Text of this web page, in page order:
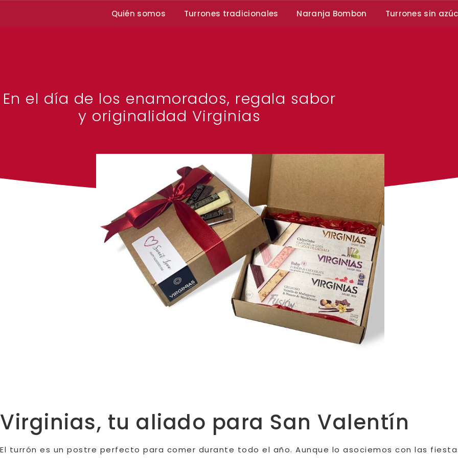
Quién somos Turrones tradicionales Naranja Bombon Turrones sin
En el día de los enamorados, regala sabor
y originalidad Virginias
Virginias, tu aliado para San Valentín
El turrón es un postre perfecto para comer durante todo el año. Aunque lo asociemos con las